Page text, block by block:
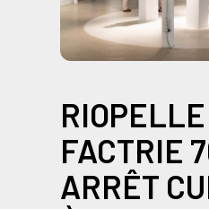
FACTRIE
ARRÊT